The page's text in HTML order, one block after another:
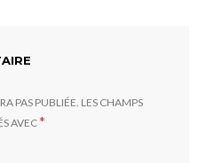
PAS PUBLIÉE. LES CHAMPS
AVEC*